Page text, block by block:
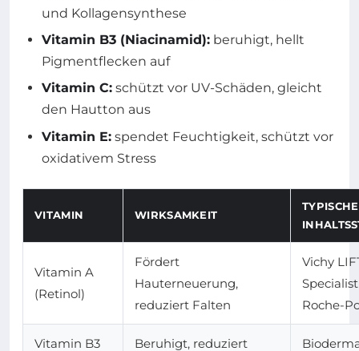
und Kollagensynthese
Vitamin B3 (Niacinamid): beruhigt, hellt
Pigmentflecken auf
Vitamin C: schützt vor UV-Schäden, gleicht
den Hautton aus
Vitamin E: spendet Feuchtigkeit, schützt vor
oxidativem Stress
VITAMIN WIRKSAMKEIT
TYPISCHE
Vitamin A
(Retinol)
Fördert
Hauterneuerung,
reduziert Falten
Vichy
Roche-
Vitamin B3
Beruhigt, reduziert